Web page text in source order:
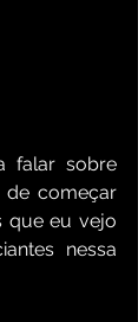
falar sobre
de começar
que eu vejo
nessa